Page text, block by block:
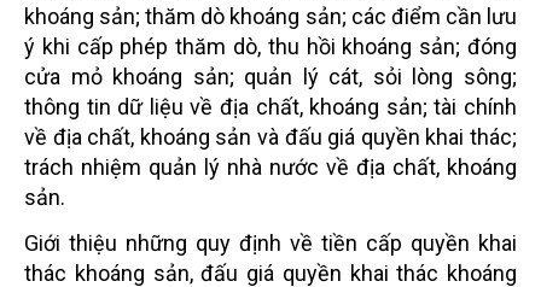
khoáng sản; thăm dò khoáng sản; các điểm cần lưu
ý khi cấp phép thăm dò, thu hồi khoáng sản; đóng
cửa mỏ khoáng sản; quản lý cát, sỏi lòng sông;
thông tin dữ liệu về địa chất, khoáng sản; tài chính
về địa chất, khoáng sản và đấu giá quyền khai thác;
trách nhiệm quản lý nhà nước về địa chất, khoáng
sản.
Giới thiệu những quy định về tiền cấp quyền khai
thác khoáng sản, đấu giá quyền khai thác khoáng